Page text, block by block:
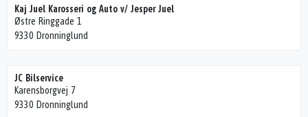
Kaj Juel Karosseri og Auto v/ Jesper Juel
Østre Ringgade 1
9330 Dronninglund
JC Bilservice
Karensborgvej 7
9330 Dronninglund